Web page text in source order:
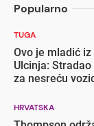
Popularno
TUGA
Ovo je mladić
Ulcinja:
za nesreću
HRVATSKA